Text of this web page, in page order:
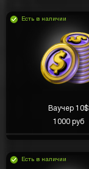
Есть в наличии
Ваучер 10$
1000 руб
Есть в наличии